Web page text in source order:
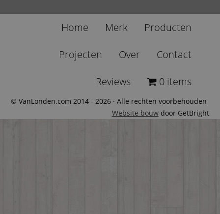
Home Merk Producten
Projecten Over Contact
Reviews 0 items
© VanLonden.com 2014 - 2026 · Alle rechten voorbehouden
Website bouwdoor GetBright